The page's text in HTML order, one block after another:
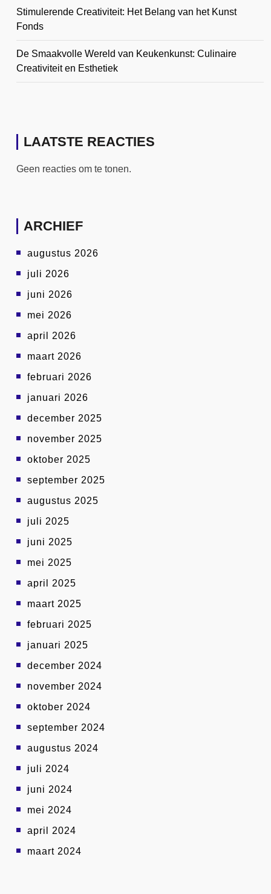
Stimulerende Creativiteit: Het Belang van het Kunst
Fonds
De Smaakvolle Wereld van Keukenkunst: Culinaire
Creativiteit en Esthetiek
LAATSTE REACTIES
Geen reacties om te tonen.
ARCHIEF
augustus 2026
juli 2026
juni 2026
mei 2026
april 2026
maart 2026
februari 2026
januari 2026
december 2025
november 2025
oktober 2025
september 2025
augustus 2025
juli 2025
juni 2025
mei 2025
april 2025
maart 2025
februari 2025
januari 2025
december 2024
november 2024
oktober 2024
september 2024
augustus 2024
juli 2024
juni 2024
mei 2024
april 2024
maart 2024